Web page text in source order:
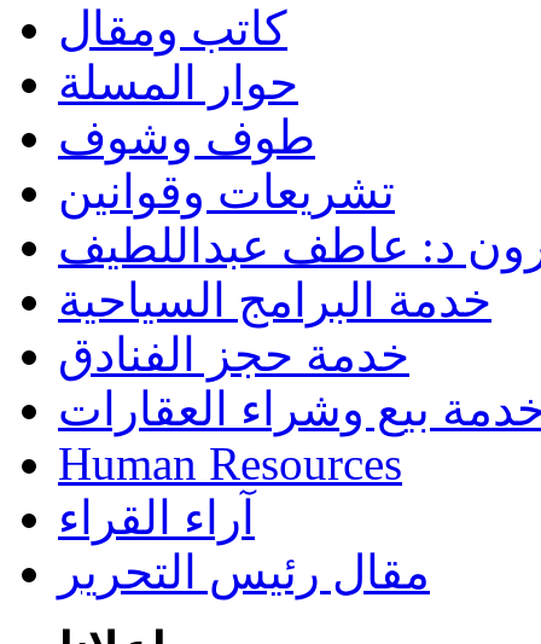
كاتب ومقال
حوار المسلة
طوف وشوف
تشريعات وقوانين
د: عاطف عبداللطيف
خدمة البرامج السياحية
خدمة حجز الفنادق
بيع وشراء العقارات
Human Resources
آراء القراء
مقال رئيس التحرير